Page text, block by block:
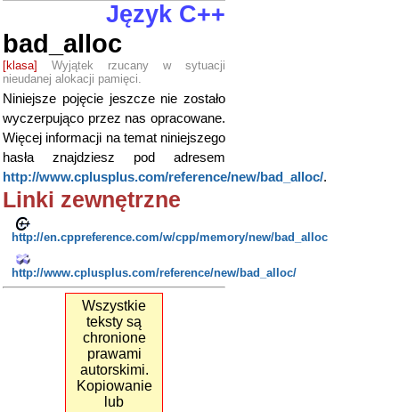
Język C++
bad_alloc
[klasa] Wyjątek rzucany w sytuacji
nieudanej alokacji pamięci.
Niniejsze pojęcie jeszcze nie zostało
wyczerpująco przez nas opracowane.
Więcej informacji na temat niniejszego
hasła znajdziesz pod adresem
http://www.cplusplus.com/reference/new/bad_alloc/.
Linki zewnętrzne
http://en.cppreference.com/w/cpp/memory/new/bad_alloc
http://www.cplusplus.com/reference/new/bad_alloc/
Wszystkie
teksty są
chronione
prawami
autorskimi.
Kopiowanie
lub